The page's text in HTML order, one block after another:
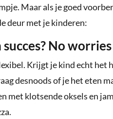
Maar als je goed
deur met je kinderen:
succes? No worries
Krijgt je kind echt het
desnoods of je het eten
met klotsende oksels en